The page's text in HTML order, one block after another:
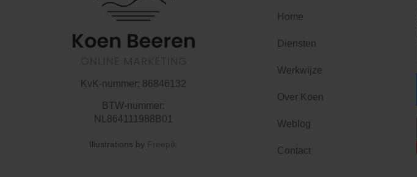
KvK-nummer: 86846132
BTW-nummer:
NL864111988B01
Illustrations by Freepik
Home
Diensten
Werkwijze
Over Koen
Weblog
Contact